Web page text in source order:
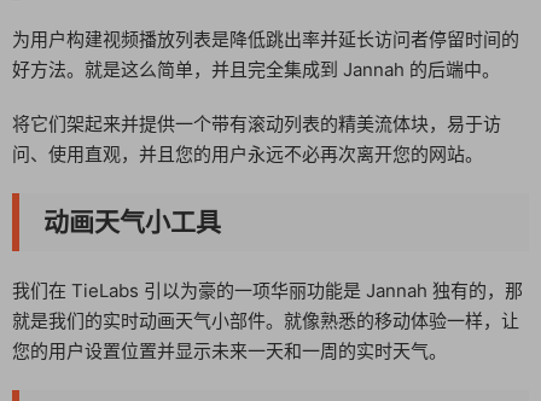
为用户构建视频播放列表是降低跳出率并延长访问者停留时间的
好方法。就是这么简单，并且完全集成到 Jannah 的后端中。
将它们架起来并提供一个带有滚动列表的精美流体块，易于访
问、使用直观，并且您的用户永远不必再次离开您的网站。
动画天气小工具
我们在 TieLabs 引以为豪的一项华丽功能是 Jannah 独有的，那
就是我们的实时动画天气小部件。就像熟悉的移动体验一样，让
您的用户设置位置并显示未来一天和一周的实时天气。